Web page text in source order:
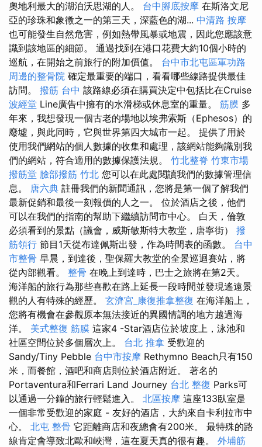
奧地利最大的湖泊沃思湖的人。 台中腳底按摩 在斯洛文尼
亞的珍珠和象徵之一的第三天，深藍色的湖... 中清路 按摩
也可能發生自然危害，例如熱帶風暴或地震，因此您應該意
識到該地區的細節。 通過找到在港口花費大約10個小時的
巡航，在開始之前旅行的附加價值。 台中市北屯區軍功路
周邊的整骨院 確定最重要的端口，看看哪些線路提供最佳
訪問。 撥筋 台中 該路線必須在購買決定中包括比在Cruise
波經堂 Line廣告中擁有的水滑梯或休息室的重量。 筋膜 多
年來，我想發現一個古老的場地以埃弗索斯（Ephesos）的
廢墟，與此同時，它與世界第四大城市一起。 提供了用於
使用我們網站的個人數據的收集和處理，該網站能夠識別我
們的網站，符合適用的數據保護法規。 竹北整脊 竹東市場
撥筋堂 臉部撥筋 竹北 您可以在此處閱讀我們的數據管理信
息。 唐六典 註冊我們的新聞通訊，您將是第一個了解我們
最新促銷和最後一刻報價的人之一。 位於酒店之後，他們
可以在我們的指南的幫助下繼續訪問市中心。 白天，倫敦
必須看到的景點（議會，威斯敏斯特大教堂，唐寧街） 撥
筋領行 節目1天從布達佩斯出發，作為時間表的函數。 台中
市整骨 早晨，到達後，聖保羅大教堂的全景巡迴賽站，將
從內部觀看。 整骨 在晚上到達時，巴士之旅將在第2天。
海洋船的旅行為那些喜歡在路上延長一段時間並發現遙遠景
觀的人有特殊的經歷。 玄濟宮_康復推拿整復 在海洋船上，
您將有機會在參觀原本無法接近的異國情調的地方越過海
洋。 美式整復 筋膜 這家4 -Star酒店位於坡度上，泳池和
社區空間位於多個層次上。 台北 推拿 受歡迎的
Sandy/Tiny Pebble 台中市按摩 Rethymno Beach只有150
米，而餐館，酒吧和商店則位於酒店附近。 著名的
Portaventura和Ferrari Land Journey 台北 整復 Parks可
以通過一分鐘的旅行輕鬆進入。 北區按摩 這座133臥室是
一個非常受歡迎的家庭 - 友好的酒店，大約來自卡利拉市中
心。 北屯 整骨 它距離商店和夜總會有200米。 最特殊的路
線肯定會導致北歐和峽灣，這在夏天真的很有趣。 外埔筋